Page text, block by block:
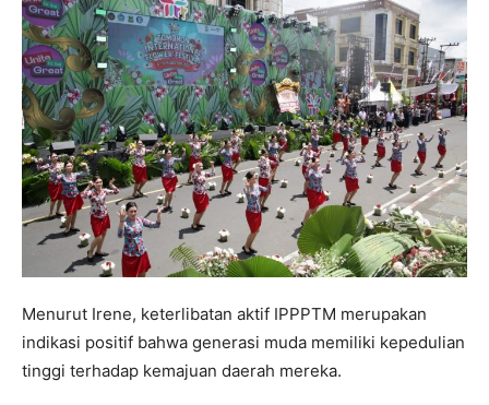
Menurut Irene, keterlibatan aktif IPPPTM merupakan
indikasi positif bahwa generasi muda memiliki kepedulian
tinggi terhadap kemajuan daerah mereka.